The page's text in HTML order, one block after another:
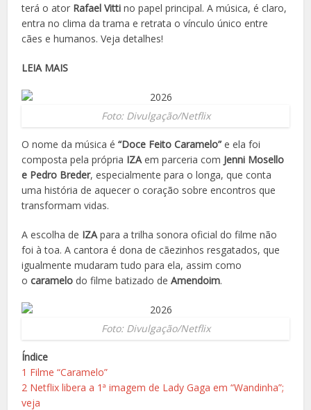
terá o ator Rafael Vitti no papel principal. A música, é claro,
entra no clima da trama e retrata o vínculo único entre
cães e humanos. Veja detalhes!
LEIA MAIS
Foto: Divulgação/Netflix
O nome da música é“Doce Feito Caramelo” e ela foi
composta pela própria IZAem parceria com Jenni Mosello
e Pedro Breder, especialmente para o longa, que conta
uma história de aquecer o coração sobre encontros que
transformam vidas.
A escolha de IZA para a trilha sonora oficial do filme não
foi à toa. A cantora é dona de cãezinhos resgatados, que
igualmente mudaram tudo para ela, assim como
ocaramelo do filme batizado deAmendoim.
Foto: Divulgação/Netflix
Índice
1 Filme “Caramelo”
2 Netflix libera a 1ª imagem de Lady Gaga em “Wandinha”;
veja